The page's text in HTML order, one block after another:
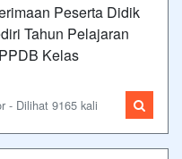
Peserta Didik
Tahun Pelajaran
Kelas
- Dilihat 9165 kali